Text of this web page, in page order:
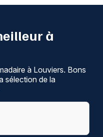
à
à Louviers. Bons
sélection de la